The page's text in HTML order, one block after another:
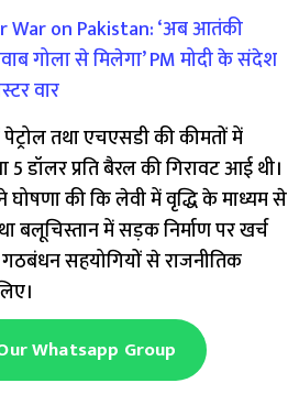
War on Pakistan: ‘अब आतंकी
गोला से मिलेगा’ PM मोदी के संदेश
वार
तथा एचएसडी की कीमतों में
डॉलर प्रति बैरल की गिरावट आई थी।
घोषणा की कि लेवी में वृद्धि के माध्यम से
बलूचिस्तान में सड़क निर्माण पर खर्च
गठबंधन सहयोगियों से राजनीतिक
Whatsapp Group